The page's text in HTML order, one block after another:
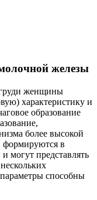
железы
женщины
характеристику и
образование
более высокой
формируются в
могут представлять
способны